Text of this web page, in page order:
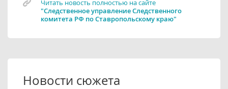
Читать новость полностью на сайте
"Следственное управление Следственного
комитета РФ по Ставропольскому краю"
Новости сюжета